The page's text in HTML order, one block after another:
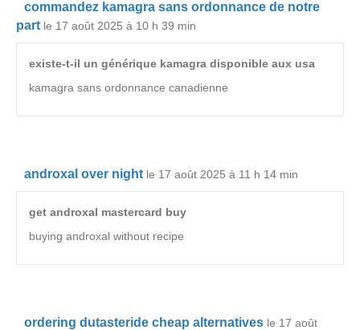
commandez kamagra sans ordonnance de notre
part le 17 août 2025 à 10 h 39 min
existe-t-il un générique kamagra disponible aux usa
kamagra sans ordonnance canadienne
androxal over night le 17 août 2025 à 11 h 14 min
get androxal mastercard buy
buying androxal without recipe
ordering dutasteride cheap alternatives le 17 août